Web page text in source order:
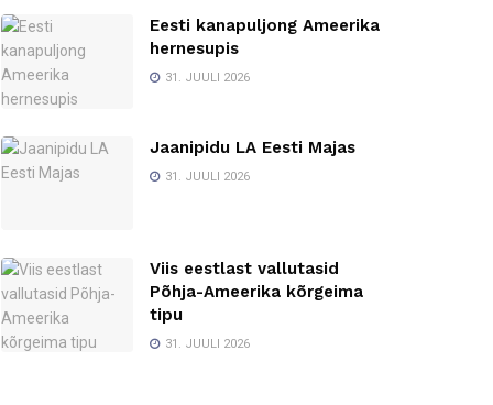
Eesti kanapuljong Ameerika
hernesupis
31. JUULI 2026
Jaanipidu LA Eesti Majas
31. JUULI 2026
Viis eestlast vallutasid
Põhja-Ameerika kõrgeima
tipu
31. JUULI 2026